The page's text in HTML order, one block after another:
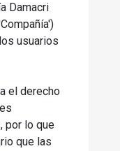
Damacri
usuarios
el derecho
por lo que
que las